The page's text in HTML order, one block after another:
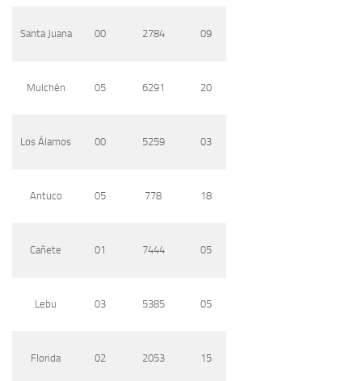
Santa Juana 00 2784 09
Mulchén 05 6291 20
Los Álamos 00 5259 03
Antuco 05 778 18
Cañete 01 7444 05
Lebu 03 5385 05
Florida 02 2053 15